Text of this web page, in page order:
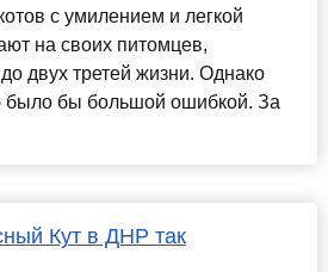
с умилением и легкой
на своих питомцев,
двух третей жизни. Однако
было бы большой ошибкой. За
Кут в ДНР так